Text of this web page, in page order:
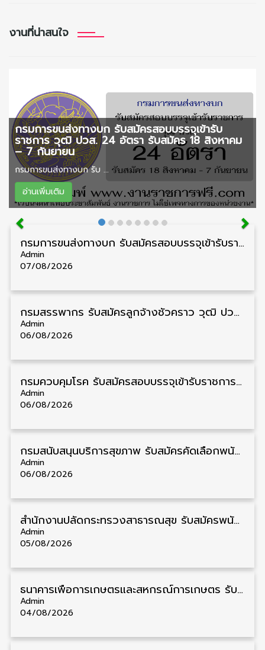
งานที่น่าสนใจ
กรมการขนส่งทางบก รับสมัครสอบบรรจุเข้ารับ
ราชการ วุฒิ ปวส. 24 อัตรา รับสมัคร 18 สิงหาคม
– 7 กันยายน
กรมการขนส่งทางบก รับ ...
อ่านเพิ่มเติม
กรมการขนส่งทางบก รับสมัครสอบบรรจุเข้ารับราชการ วุฒิ ปวส. 24 อัตรา รับสมัคร 18 สิงหาคม – 7 กันยายน
Admin
07/08/2026
กรมสรรพากร รับสมัครลูกจ้างชั่วคราว วุฒิ ปวช./ป.ตรี 138 อัตรา รับสมัคร 17 – 31 สิงหาคม
Admin
06/08/2026
กรมควบคุมโรค รับสมัครสอบบรรจุเข้ารับราชการ วุฒิ ปวส./ป.ตรี 17 อัตรา รับสมัคร 17 สิงหาคม – 4 กันยายน
Admin
06/08/2026
กรมสนับสนุนบริการสุขภาพ รับสมัครคัดเลือกพนักงานราชการ วุฒิ ปวส./ป.ตรี 13 อัตรา รับสมัคร 11 – 20 สิงหาคม
Admin
06/08/2026
สำนักงานปลัดกระทรวงสาธารณสุข รับสมัครพนักงานราชการรูปแบบพิเศษ วุฒิ ปวส./ป.ตรี 102 อัตรา รับสมัคร 17 – 28 สิงหาคม
Admin
05/08/2026
ธนาคารเพื่อการเกษตรและสหกรณ์การเกษตร รับสมัครบุคคลเพื่อเป็นผู้ช่วยพนักงาน วุฒิ ป.ตรี 5 อัตรา รับสมัคร 4 – 14 สิงหาคม
Admin
04/08/2026